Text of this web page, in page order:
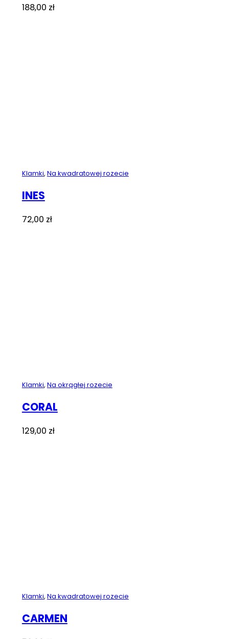
188,00 zł
Klamki, Na kwadratowej rozecie
INES
72,00 zł
Klamki, Na okrągłej rozecie
CORAL
129,00 zł
Klamki, Na kwadratowej rozecie
CARMEN